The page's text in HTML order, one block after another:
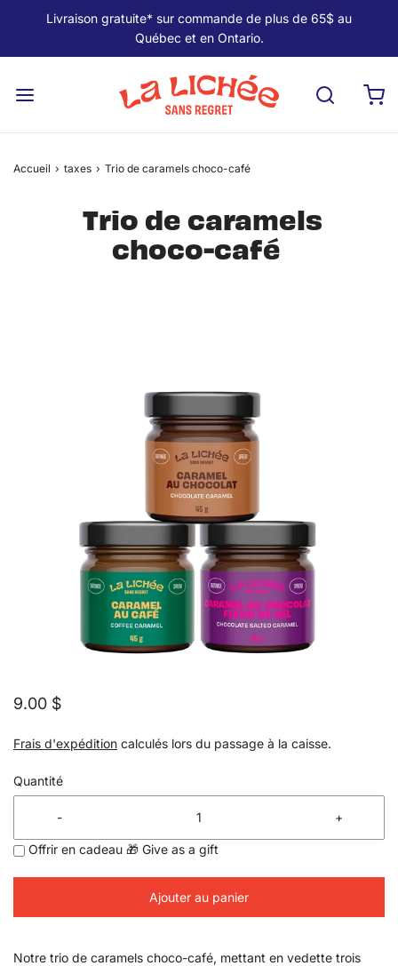
Livraison gratuite* sur commande de plus de 65$ au
Québec et en Ontario.
Accueil › taxes › Trio de caramels choco-café
Trio de caramels
choco-café
9.00 $
Frais d'expédition calculés lors du passage à la caisse.
Quantité
- +
Offrir en cadeau 🎁 Give as a gift
Ajouter au panier
Notre trio de caramels choco-café, mettant en vedette trois